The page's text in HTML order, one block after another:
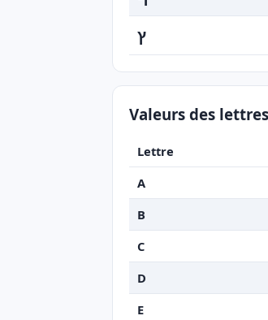
ץ
Valeurs des
Lettre
A
B
C
D
E